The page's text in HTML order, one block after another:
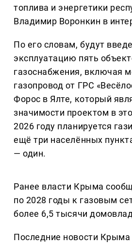
топлива и энергетики
Владимир Воронкин в
По его словам, будут
эксплуатацию пять
газоснабжения, включая
газопровод от ГРС
Форос в Ялте, который
значимости проектом в
2026 году планируется
ещё три населённых
— один.
Ранее власти Крыма
по 2028 годы к газовым
более 6,5 тысячи
Последние новости